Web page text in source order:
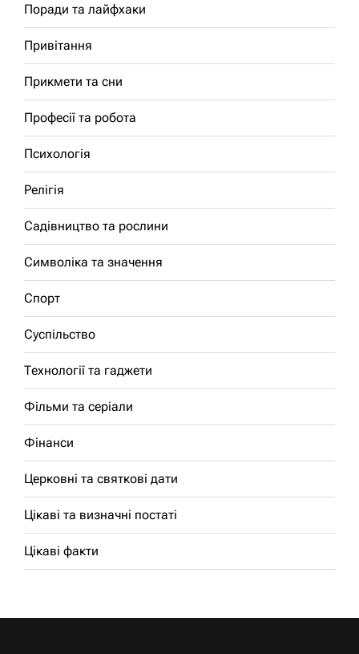
Поради та лайфхаки
Привітання
Прикмети та сни
Професії та робота
Психологія
Релігія
Садівництво та рослини
Символіка та значення
Спорт
Суспільство
Технології та гаджети
Фільми та серіали
Фінанси
Церковні та святкові дати
Цікаві та визначні постаті
Цікаві факти